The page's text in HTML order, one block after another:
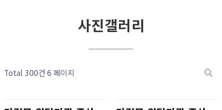
사진갤러리
Total 300건 6 페이지